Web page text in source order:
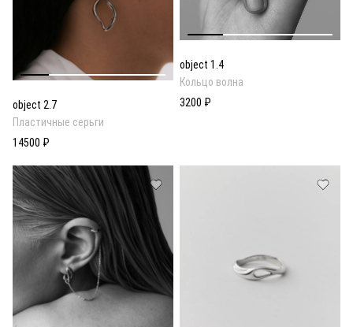
object 2.7
Пластичные серьги
14500 ₽
object 1.4
Кольцо волна
3200 ₽